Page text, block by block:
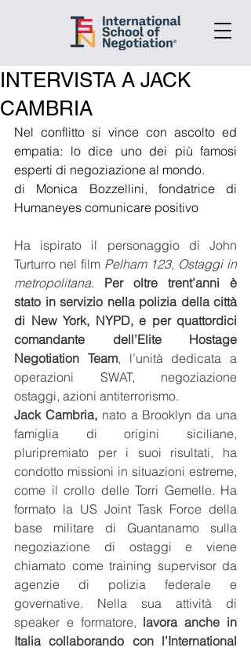
INTERVISTA A JACK
CAMBRIA
Nel conflitto si vince con ascolto ed
empatia: lo dice uno dei più famosi
esperti di negoziazione al mondo.
di Monica Bozzellini, fondatrice di
Humaneyes comunicare positivo
Ha ispirato il personaggio di John
Turturro nel film Pelham 123, Ostaggi in
metropolitana. Per oltre trent’anni è
stato in servizio nella polizia della città
di New York, NYPD, e per quattordici
comandante dell’Elite Hostage
Negotiation Team, l’unità dedicata a
operazioni SWAT, negoziazione
ostaggi, azioni antiterrorismo.
Jack Cambria, nato a Brooklyn da una
famiglia di origini siciliane,
pluripremiato per i suoi risultati, ha
condotto missioni in situazioni estreme,
come il crollo delle Torri Gemelle. Ha
formato la US Joint Task Force della
base militare di Guantanamo sulla
negoziazione di ostaggi e viene
chiamato come training supervisor da
agenzie di polizia federale e
governative. Nella sua attività di
speaker e formatore, lavora anche in
Italia collaborando con l’International